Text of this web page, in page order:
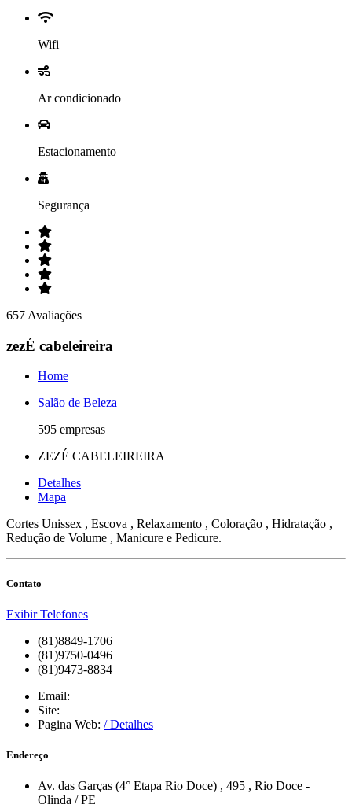
Wifi
Ar condicionado
Estacionamento
Segurança
657 Avaliações
zezÉ cabeleireira
Home
Salão de Beleza
595 empresas
ZEZÉ CABELEIREIRA
Detalhes
Mapa
Cortes Unissex , Escova , Relaxamento , Coloração , Hidratação ,
Redução de Volume , Manicure e Pedicure.
Contato
Exibir Telefones
(81)8849-1706
(81)9750-0496
(81)9473-8834
Email:
Site:
Pagina Web: / Detalhes
Endereço
Av. das Garças (4° Etapa Rio Doce) , 495 , Rio Doce -
Olinda /PE